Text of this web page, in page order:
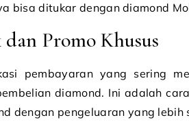
bisa ditukar dengan diamond
dan Promo Khusus
pembayaran yang sering
diamond. Ini adalah
dengan pengeluaran yang lebih